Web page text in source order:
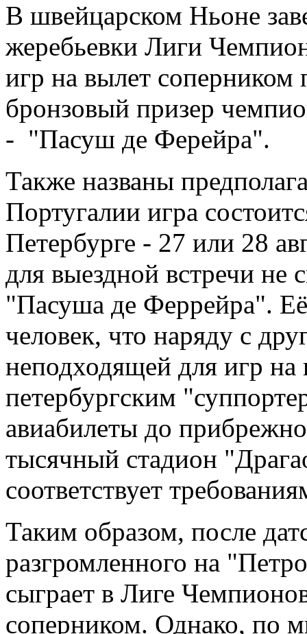
В швейцарском Ньоне
жеребьевки Лиги
игр на вылет соперником
бронзовый призер
- "Пасуш де Ферейра".
Также названы
Португалии игра
Петербурге - 27 или 28
для выездной встречи не
"Пасуша де Феррейра".
человек, что наряду с
неподходящей для игр
петербургским
авиабилеты до
тысячный стадион
соответствует
Таким образом, после
разгромленного на
сыграет в Лиге
соперником. Однако, по